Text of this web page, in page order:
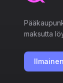
maksutta